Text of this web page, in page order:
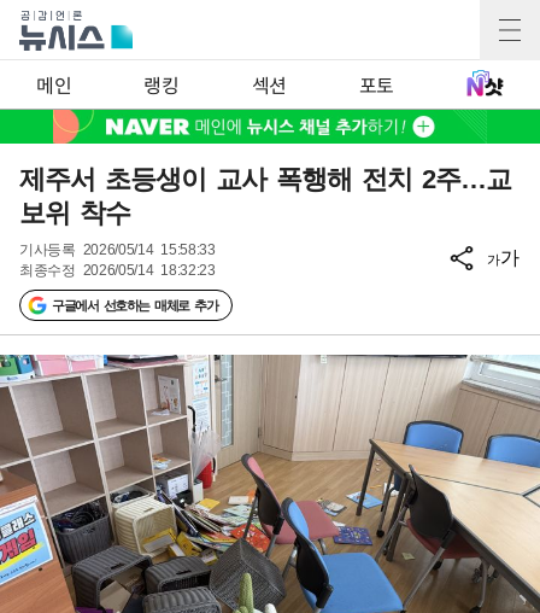
메인 랭킹 섹션 포토
제주서 초등생이 교사 폭행해 전치 2주…교
보위 착수
기사등록 2026/05/14 15:58:33
최종수정 2026/05/14 18:32:23
구글에서 선호하는 매체로 추가
가가